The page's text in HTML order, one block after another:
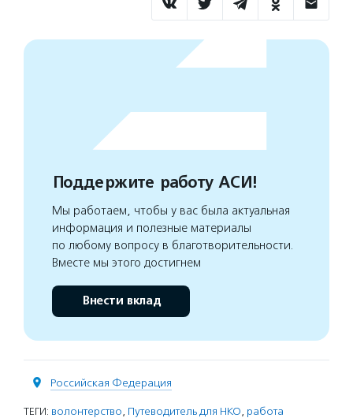
Поддержите работу АСИ!
Мы работаем, чтобы у вас была актуальная
информация и полезные материалы
по любому вопросу в благотворительности.
Вместе мы этого достигнем
Внести вклад
Российская Федерация
ТЕГИ: волонтерство, Путеводитель для НКО, работа